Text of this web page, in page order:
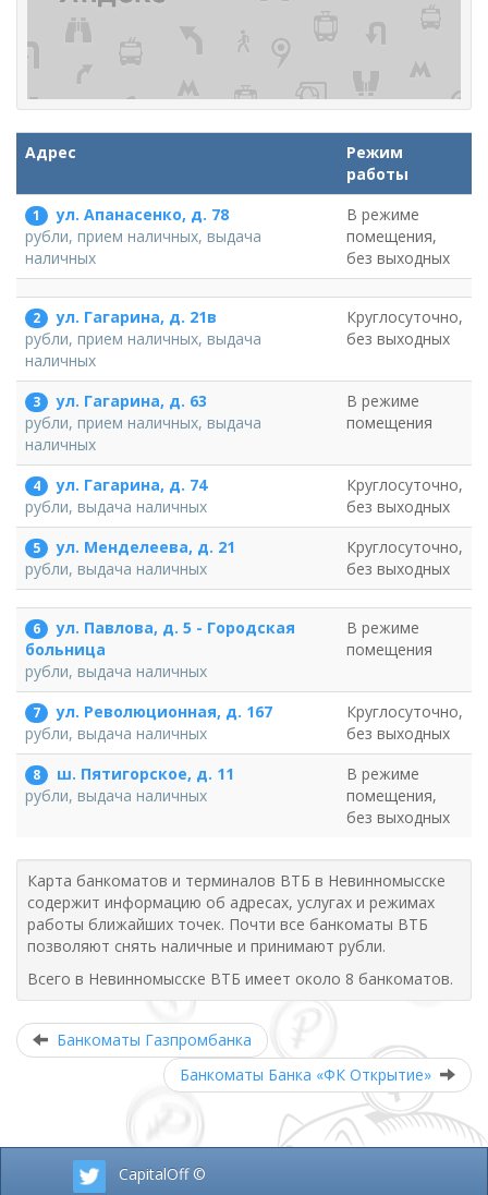
Адрес
Режим
работы
1
ул. Апанасенко, д. 78
рубли, прием наличных, выдача
наличных
В режиме
помещения,
без выходных
2
ул. Гагарина, д. 21в
рубли, прием наличных, выдача
наличных
Круглосуточно,
без выходных
3
ул. Гагарина, д. 63
рубли, прием наличных, выдача
наличных
В режиме
помещения
4
ул. Гагарина, д. 74
рубли, выдача наличных
Круглосуточно,
без выходных
5
ул. Менделеева, д. 21
рубли, выдача наличных
Круглосуточно,
без выходных
6
ул. Павлова, д. 5 - Городская
больница
рубли, выдача наличных
В режиме
помещения
7
ул. Революционная, д. 167
рубли, выдача наличных
Круглосуточно,
без выходных
8
ш. Пятигорское, д. 11
рубли, выдача наличных
В режиме
помещения,
без выходных
Карта банкоматов и терминалов ВТБ в Невинномысске
содержит информацию об адресах, услугах и режимах
работы ближайших точек. Почти все банкоматы ВТБ
позволяют снять наличные и принимают рубли.
Всего в Невинномысске ВТБ имеет около 8 банкоматов.
Банкоматы Газпромбанка
Банкоматы Банка «ФК Открытие»
CapitalOff ©